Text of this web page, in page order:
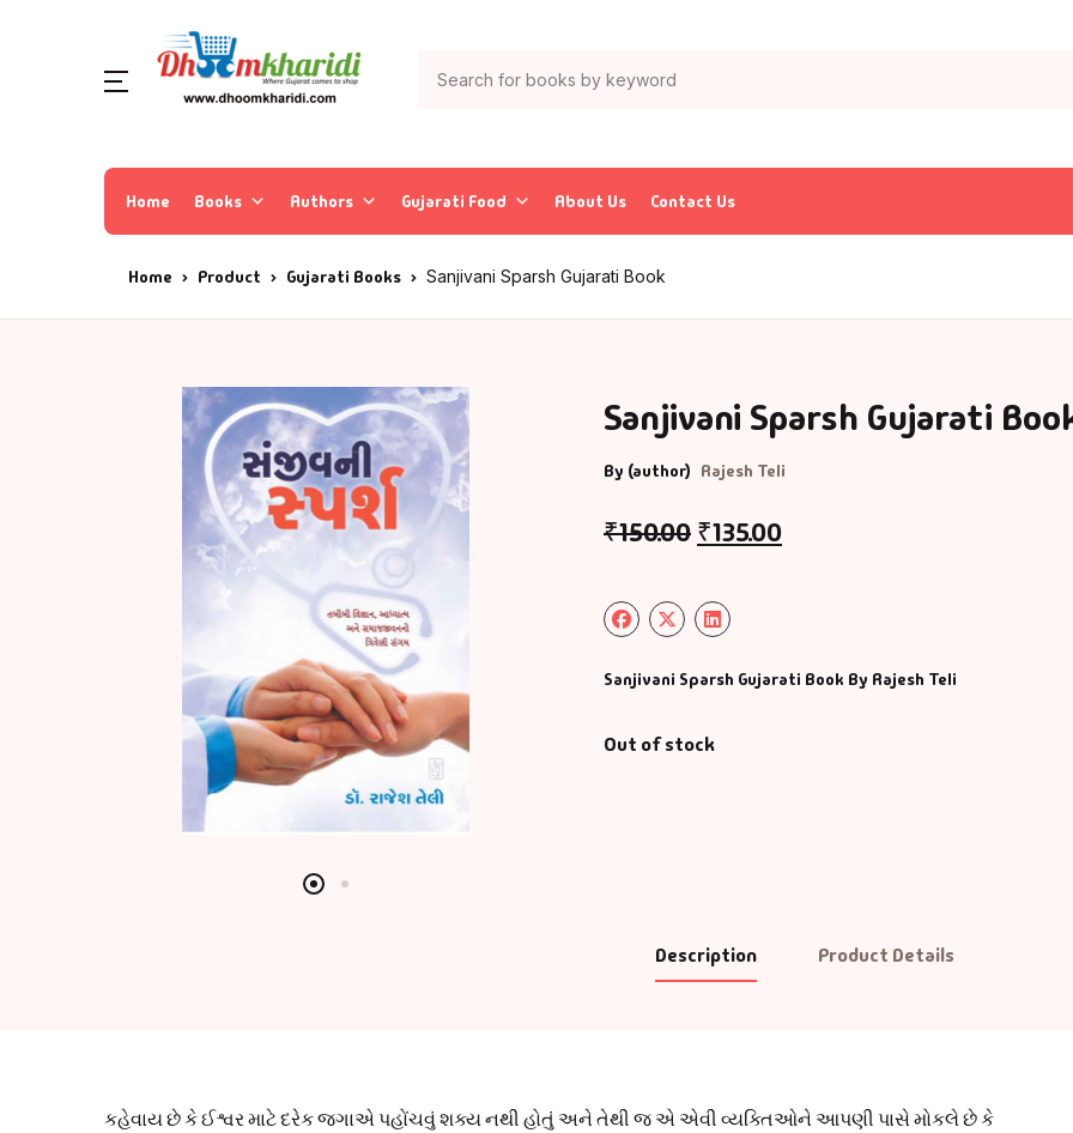
Home Books Authors Gujarati Food About Us Contact Us
Home Product Gujarati Books Sanjivani Sparsh Gujarati Book
Sanjivani Sparsh Gujarati
By (author) Rajesh Teli
₹150.00 ₹135.00
Sanjivani Sparsh Gujarati Book By Rajesh Teli
Out of stock
Description Product Details
કહેવાય છે કે ઈશ્વર માટે દરેક જગાએ પહોંચવું શક્ય નથી હોતું અને તેથી જ એ એવી વ્યક્તિઓને આપણી પાસે મોકલે છે કે